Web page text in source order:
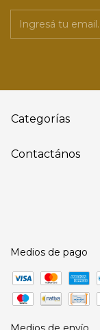
Categorías
Contactános
Medios de pago